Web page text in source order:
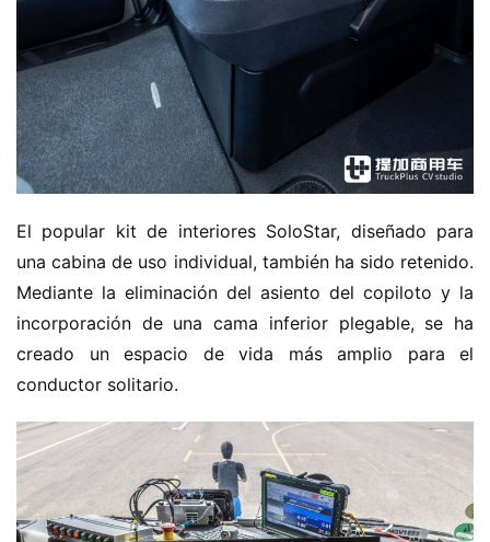
El popular kit de interiores SoloStar, diseñado para
una cabina de uso individual, también ha sido retenido.
Mediante la eliminación del asiento del copiloto y la
incorporación de una cama inferior plegable, se ha
creado un espacio de vida más amplio para el
conductor solitario.